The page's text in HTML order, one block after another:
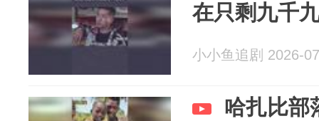
在只剩九千
小小鱼追剧 2026-
哈扎比部